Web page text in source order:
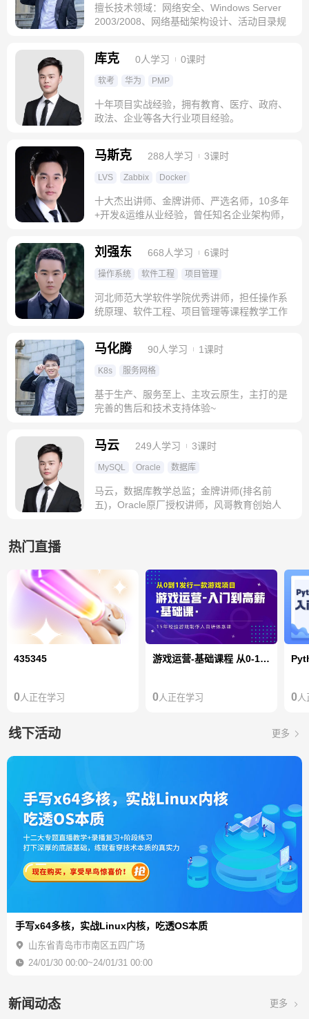
擅长技术领域：网络安全、Windows Server
2003/2008、网络基础架构设计、活动目录规
库克 0人学习 0课时
软考 华为 PMP
十年项目实战经验，拥有教育、医疗、政府、
政法、企业等各大行业项目经验。
马斯克 288人学习 3课时
LVS Zabbix Docker
十大杰出讲师、金牌讲师、严选名师，10多年
+开发&运维从业经验，曾任知名企业架构师，
刘强东 668人学习 6课时
操作系统 软件工程 项目管理
河北师范大学软件学院优秀讲师，担任操作系
统原理、软件工程、项目管理等课程教学工作
马化腾 90人学习 1课时
K8s 服务网格
基于生产、服务至上、主攻云原生，主打的是
完善的售后和技术支持体验~
马云 249人学习 3课时
MySQL Oracle 数据库
马云，数据库教学总监；金牌讲师(排名前
五)，Oracle原厂授权讲师，风哥教育创始人
热门直播
435345
0 人正在学习
游戏运营-基础课程 从0-1发行一款游戏项目
0 人正在学习 0
线下活动 更多
手写x64多核，实战Linux内核，吃透OS本质
山东省青岛市市南区五四广场
24/01/30 00:00~24/01/31 00:00
新闻动态 更多